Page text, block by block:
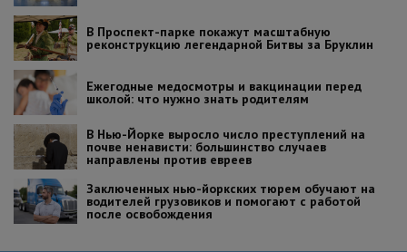
В Проспект-парке покажут масштабную
реконструкцию легендарной Битвы за Бруклин
Ежегодные медосмотры и вакцинации перед
школой: что нужно знать родителям
В Нью-Йорке выросло число преступлений на
почве ненависти: большинство случаев
направлены против евреев
Заключенных нью-йоркских тюрем обучают на
водителей грузовиков и помогают с работой
после освобождения